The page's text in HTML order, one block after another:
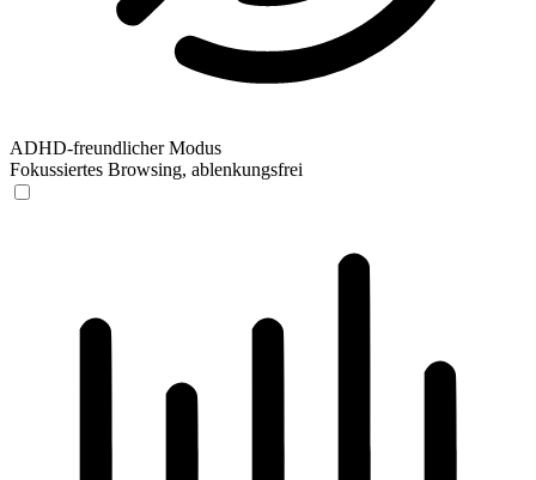
ADHD-freundlicher Modus
Fokussiertes Browsing, ablenkungsfrei